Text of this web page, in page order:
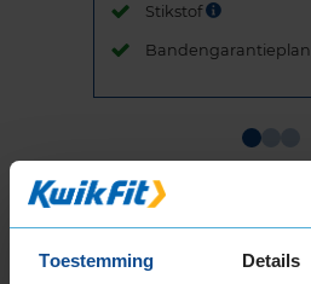
Toestemming Details
Stikstof
Bandengarantieplan
1
of